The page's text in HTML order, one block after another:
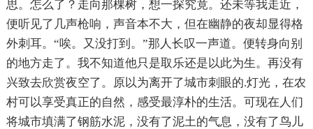
思。怎么了？走向那棵树，想一探究竟。还未等我走近，
便听见了几声枪响，声音本不大，但在幽静的夜却显得格
外刺耳。“唉。又没打到。”那人长叹一声道。便转身向别
的地方走了。我不知道他只是取乐还是以此为生。再没有
兴致去欣赏夜空了。原以为离开了城市刺眼的.灯光，在农
村可以享受真正的自然，感受最淳朴的生活。可现在人们
将城市填满了钢筋水泥，没有了泥土的气息，没有了鸟儿